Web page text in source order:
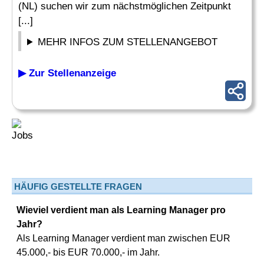
(NL) suchen wir zum nächstmöglichen Zeitpunkt
[...]
MEHR INFOS ZUM STELLENANGEBOT
▶ Zur Stellenanzeige
HÄUFIG GESTELLTE FRAGEN
Wieviel verdient man als Learning Manager pro
Jahr?
Als Learning Manager verdient man zwischen EUR
45.000,- bis EUR 70.000,- im Jahr.